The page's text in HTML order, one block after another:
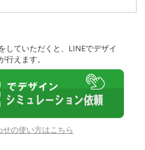
していただくと、LINEでデザイ
えます。
せの使い方はこちら